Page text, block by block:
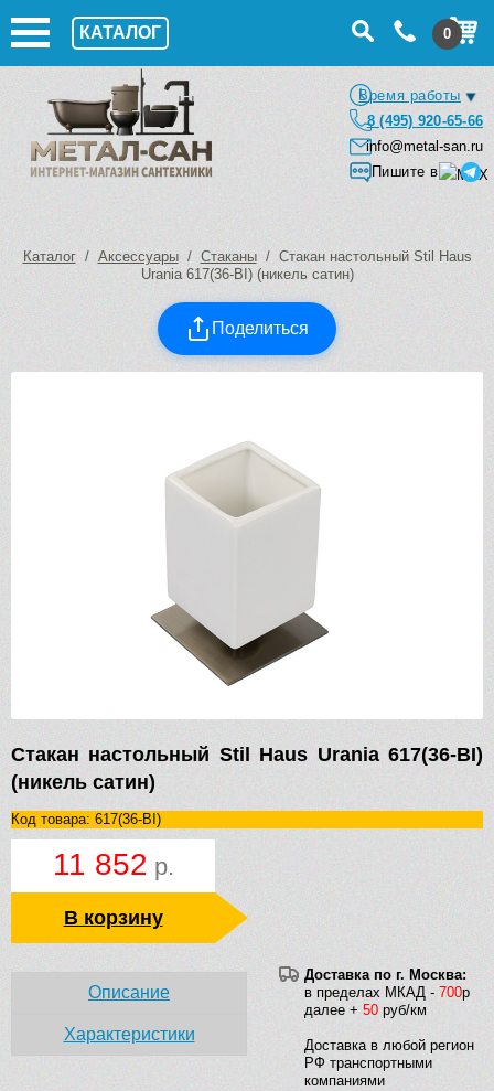
КАТАЛОГ 0
Время работы
8 (495) 920-65-66
info@metal-san.ru
Пишите в
Каталог/ Аксессуары/ Стаканы/ Стакан настольный Stil Haus
Urania 617(36-BI) (никель сатин)
Поделиться
Стакан настольный Stil Haus Urania 617(36-BI)
(никель сатин)
Код товара: 617(36-BI)
11 852 р.
В корзину
Доставка по г. Москва:
в пределах МКАД - 700р
далее + 50 руб/км
Доставка в любой регион
РФ транспортными
компаниями
Описание
Характеристики